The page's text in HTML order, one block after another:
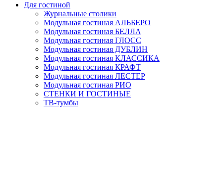
Для гостиной
Журнальные столики
Модульная гостиная АЛЬБЕРО
Модульная гостиная БЕЛЛА
Модульная гостиная ГЛОСС
Модульная гостиная ДУБЛИН
Модульная гостиная КЛАССИКА
Модульная гостиная КРАФТ
Модульная гостиная ЛЕСТЕР
Модульная гостиная РИО
СТЕНКИ И ГОСТИНЫЕ
ТВ-тумбы